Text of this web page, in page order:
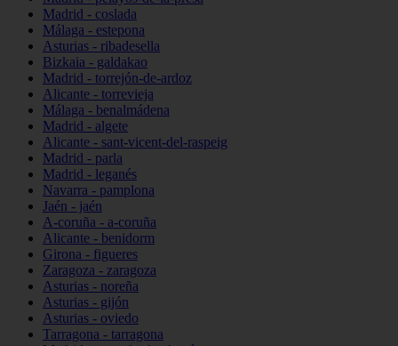
Madrid - coslada
Málaga - estepona
Asturias - ribadesella
Bizkaia - galdakao
Madrid - torrejón-de-ardoz
Alicante - torrevieja
Málaga - benalmádena
Madrid - algete
Alicante - sant-vicent-del-raspeig
Madrid - parla
Madrid - leganés
Navarra - pamplona
Jaén - jaén
A-coruña - a-coruña
Alicante - benidorm
Girona - figueres
Zaragoza - zaragoza
Asturias - noreña
Asturias - gijón
Asturias - oviedo
Tarragona - tarragona